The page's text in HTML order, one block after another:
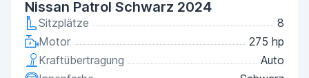
Nissan Patrol Schwarz 2024
Sitzplätze
8
Motor
275 hp
Kraftübertragung
Auto